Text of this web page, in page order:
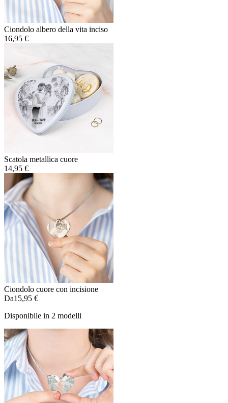
Ciondolo albero della vita inciso
16,95 €
Scatola metallica cuore
14,95 €
Ciondolo cuore con incisione
Da15,95 €
Disponibile in 2 modelli